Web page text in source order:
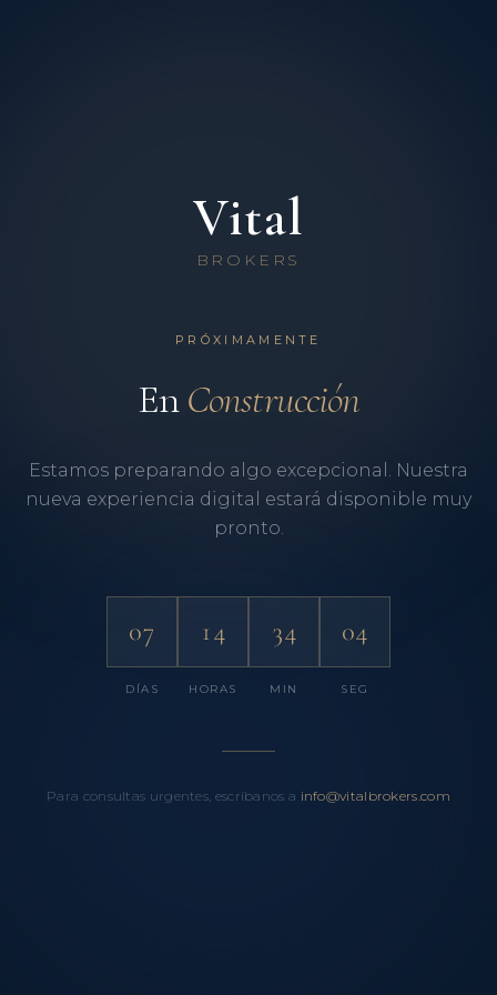
Vital
BROKERS
PRÓXIMAMENTE
EnConstrucción
Estamos preparando algo excepcional. Nuestra
nueva experiencia digital estará disponible muy
pronto.
07
DÍAS
14
HORAS
34
MIN
04
SEG
Para consultas urgentes, escríbanos a info@vitalbrokers.com